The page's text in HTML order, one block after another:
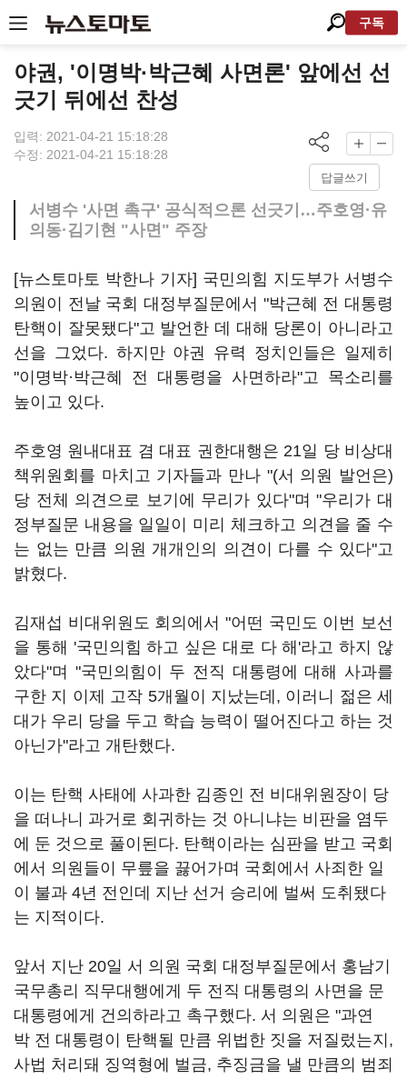
구독
야권, '이명박·박근혜 사면론' 앞에선 선
긋기 뒤에선 찬성
입력: 2021-04-21 15:18:28
수정: 2021-04-21 15:18:28
답글쓰기
서병수 '사면 촉구' 공식적으론 선긋기…주호영·유
의동·김기현 "사면" 주장
[뉴스토마토 박한나 기자] 국민의힘 지도부가 서병수
의원이 전날 국회 대정부질문에서 "박근혜 전 대통령
탄핵이 잘못됐다"고 발언한 데 대해 당론이 아니라고
선을 그었다. 하지만 야권 유력 정치인들은 일제히
"이명박·박근혜 전 대통령을 사면하라"고 목소리를
높이고 있다.
주호영 원내대표 겸 대표 권한대행은 21일 당 비상대
책위원회를 마치고 기자들과 만나 "(서 의원 발언은)
당 전체 의견으로 보기에 무리가 있다"며 "우리가 대
정부질문 내용을 일일이 미리 체크하고 의견을 줄 수
는 없는 만큼 의원 개개인의 의견이 다를 수 있다"고
밝혔다.
김재섭 비대위원도 회의에서 "어떤 국민도 이번 보선
을 통해 '국민의힘 하고 싶은 대로 다 해'라고 하지 않
았다"며 "국민의힘이 두 전직 대통령에 대해 사과를
구한 지 이제 고작 5개월이 지났는데, 이러니 젊은 세
대가 우리 당을 두고 학습 능력이 떨어진다고 하는 것
아닌가"라고 개탄했다.
이는 탄핵 사태에 사과한 김종인 전 비대위원장이 당
을 떠나니 과거로 회귀하는 것 아니냐는 비판을 염두
에 둔 것으로 풀이된다. 탄핵이라는 심판을 받고 국회
에서 의원들이 무릎을 끓어가며 국회에서 사죄한 일
이 불과 4년 전인데 지난 선거 승리에 벌써 도취됐다
는 지적이다.
앞서 지난 20일 서 의원 국회 대정부질문에서 홍남기
국무총리 직무대행에게 두 전직 대통령의 사면을 문
대통령에게 건의하라고 촉구했다. 서 의원은 "과연
박 전 대통령이 탄핵될 만큼 위법한 짓을 저질렀는지,
사법 처리돼 징역형에 벌금, 추징금을 낼 만큼의 범죄